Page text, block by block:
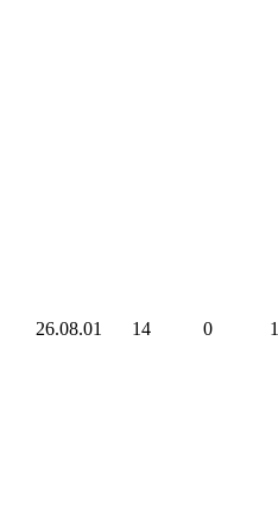
26.08.01 14 0 1